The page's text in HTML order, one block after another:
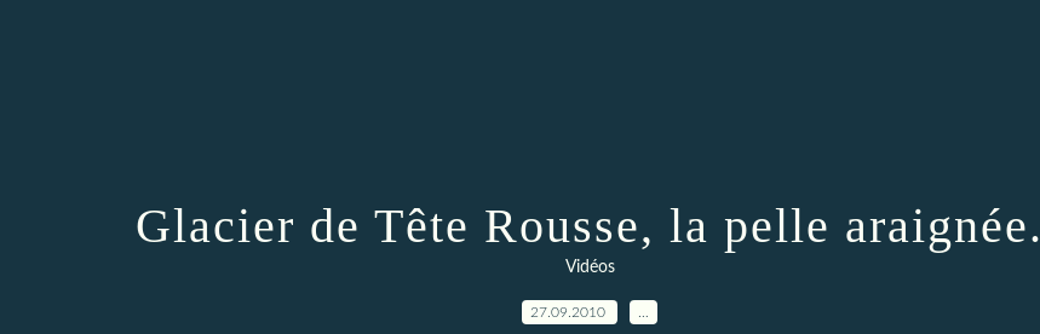
Glacier de Tête Rousse, la pelle araignée.
Vidéos
27.09.2010